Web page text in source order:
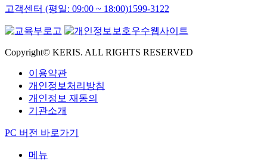
고객센터 (평일: 09:00 ~ 18:00)1599-3122
Copyright© KERIS. ALL RIGHTS RESERVED
이용약관
개인정보처리방침
개인정보 재동의
기관소개
PC 버전 바로가기
메뉴